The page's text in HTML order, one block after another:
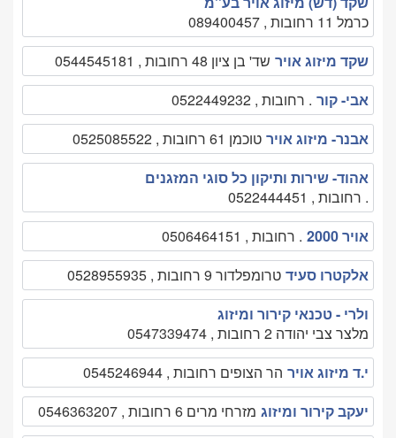
כרמל 11 רחובות , 089400457
שקד מיזוג אויר שד' בן ציון 48 רחובות , 0544545181
אבי- קור . רחובות , 0522449232
אבנר- מיזוג אויר טוכמן 61 רחובות , 0525085522
אהוד- שירות ותיקון כל סוגי המזגנים
. רחובות , 0522444451
אויר 2000
. רחובות , 0506464151
אלקטרו סעיד טרומפלדור 9 רחובות , 0528955935
ולרי - טכנאי קירור ומיזוג
מלצר צבי יהודה 2 רחובות , 0547339474
י.ד מיזוג אויר הר הצופים רחובות , 0545246944
יעקב קירור ומיזוג מזרחי מרים 6 רחובות , 0546363207